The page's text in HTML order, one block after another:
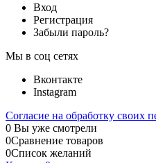
Вход
Регистрация
Забыли пароль?
Мы в соц сетях
Вконтакте
Instagram
Согласие на обработку своих
0 Вы уже смотрели
0Сравнение товаров
0Список желаний